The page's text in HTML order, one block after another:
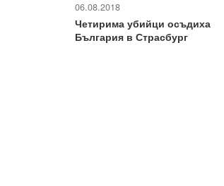
06.08.2018
Четирима убийци осъдиха
България в Страсбург